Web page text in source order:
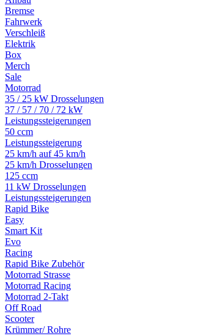
Bremse
Fahrwerk
Verschleiß
Elektrik
Box
Merch
Sale
Motorrad
35 / 25 kW Drosselungen
37 / 57 / 70 / 72 kW
Leistungssteigerungen
50 ccm
Leistungssteigerung
25 km/h auf 45 km/h
25 km/h Drosselungen
125 ccm
11 kW Drosselungen
Leistungssteigerungen
Rapid Bike
Easy
Smart Kit
Evo
Racing
Rapid Bike Zubehör
Motorrad Strasse
Motorrad Racing
Motorrad 2-Takt
Off Road
Scooter
Krümmer/ Rohre